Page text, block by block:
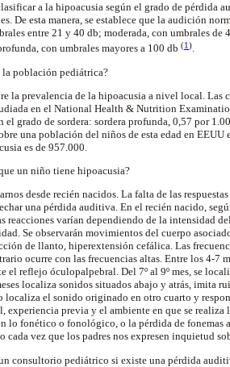
a la hipoacusia según el grado de pérdida
De esta manera, se establece que la audición
entre 21 y 40 db; moderada, con umbrales de
con umbrales mayores a 100 db (1).
la población pediátrica?
la prevalencia de la hipoacusia a nivel local. Las
en el National Health & Nutrition
grado de sordera: sordera profunda, 0,57 por
una población del niños de esta edad en
es de 957.000.
un niño tiene hipoacusia?
desde recién nacidos. La falta de las
una pérdida auditiva. En el recién nacido,
reacciones varían dependiendo de la intensidad
Se observarán movimientos del cuerpo
de llanto, hiperextensión cefálica. Las
ocurre con las frecuencias altas. Entre los 4-7
el reflejo óculopalpebral. Del 7º al 9º mes, se
localiza sonidos situados abajo y atrás, imita
localiza el sonido originado en otro cuarto y
experiencia previa y el ambiente en que se realiza
lo fonético o fonológico, o la pérdida de fonemas
cada vez que los padres nos expresen inquietud
consultorio pediátrico si existe una pérdida